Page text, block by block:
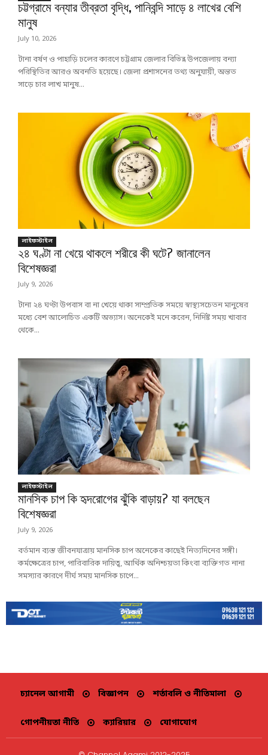
চট্টগ্রামে বন্যার তীব্রতা বৃদ্ধি, পানিবন্দি সাড়ে ৪ লাখের বেশি
মানুষ
July 10, 2026
টানা বর্ষণ ও পাহাড়ি ঢলের কারণে চট্টগ্রাম জেলার বিভিন্ন উপজেলায় বন্যা
পরিস্থিতির আরও অবনতি হয়েছে। জেলা প্রশাসনের তথ্য অনুযায়ী, অন্তত
সাড়ে চার লাখ মানুষ...
লাইফস্টাইল
২৪ ঘণ্টা না খেয়ে থাকলে শরীরে কী ঘটে? জানালেন
বিশেষজ্ঞরা
July 9, 2026
টানা ২৪ ঘণ্টা উপবাস বা না খেয়ে থাকা সাম্প্রতিক সময়ে স্বাস্থ্যসচেতন মানুষের
মধ্যে বেশ আলোচিত একটি অভ্যাস। অনেকেই মনে করেন, নির্দিষ্ট সময় খাবার
থেকে...
লাইফস্টাইল
মানসিক চাপ কি হৃদরোগের ঝুঁকি বাড়ায়? যা বলছেন
বিশেষজ্ঞরা
July 9, 2026
বর্তমান ব্যস্ত জীবনযাত্রায় মানসিক চাপ অনেকের কাছেই নিত্যদিনের সঙ্গী।
কর্মক্ষেত্রের চাপ, পারিবারিক দায়িত্ব, আর্থিক অনিশ্চয়তা কিংবা ব্যক্তিগত নানা
সমস্যার কারণে দীর্ঘ সময় মানসিক চাপে...
চ্যানেল আগামী বিজ্ঞাপন শর্তাবলি ও নীতিমালা
গোপনীয়তা নীতি ক্যারিয়ার যোগাযোগ